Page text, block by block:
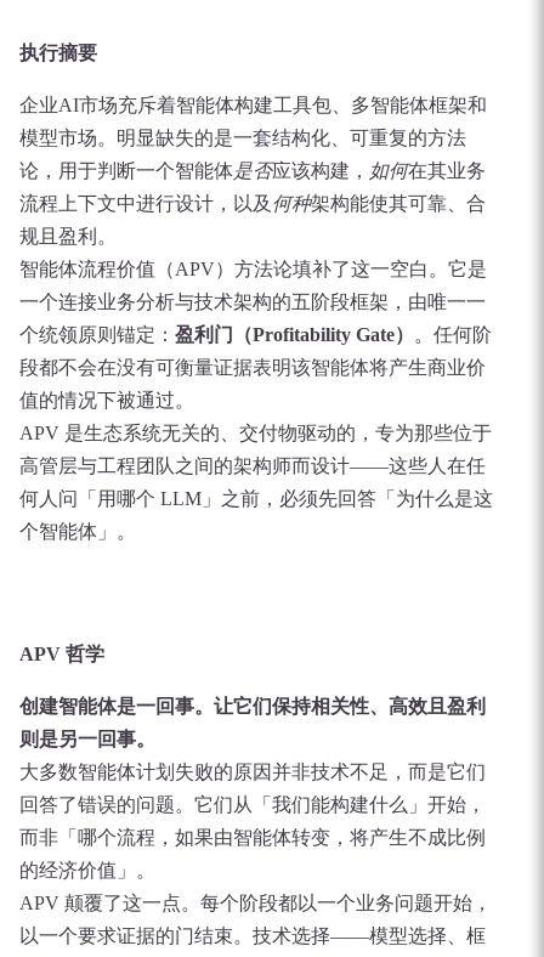
执行摘要
企业AI市场充斥着智能体构建工具包、多智能体框架和
模型市场。明显缺失的是一套结构化、可重复的方法
论，用于判断一个智能体是否应该构建， 如何在其业务
流程上下文中进行设计，以及 何种架构能使其可靠、合
规且盈利。
智能体流程价值（APV）方法论填补了这一空白。它是
一个连接业务分析与技术架构的五阶段框架，由唯一一
个统领原则锚定： 盈利门（Profitability Gate）
。任何阶
段都不会在没有可衡量证据表明该智能体将产生商业价
值的情况下被通过。
APV 是生态系统无关的、交付物驱动的，专为那些位于
高管层与工程团队之间的架构师而设计——这些人在任
何人问「用哪个 LLM」之前，必须先回答「为什么是这
个智能体」。
APV 哲学
创建智能体是一回事。让它们保持相关性、高效且盈利
则是另一回事。
大多数智能体计划失败的原因并非技术不足，而是它们
回答了错误的问题。它们从「我们能构建什么」开始，
而非「哪个流程，如果由智能体转变，将产生不成比例
的经济价值」。
APV 颠覆了这一点。每个阶段都以一个业务问题开始，
以一个要求证据的门结束。技术选择——模型选择、框